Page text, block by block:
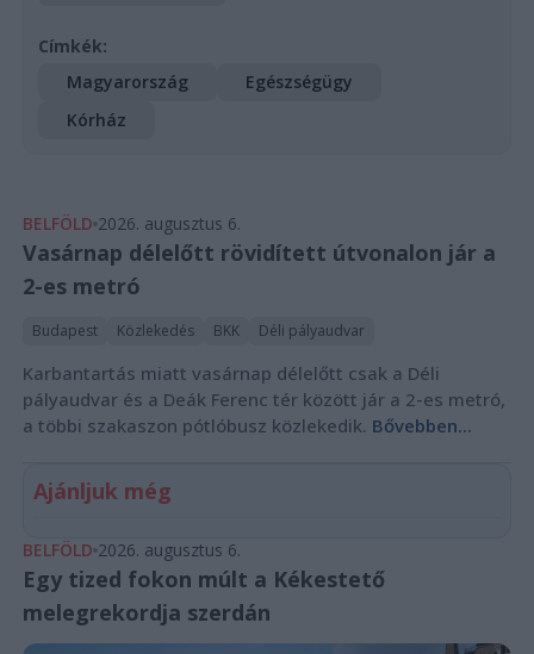
Címkék:
Magyarország
Egészségügy
Kórház
BELFÖLD 2026. augusztus 6.
Vasárnap délelőtt rövidített útvonalon jár a
2-es metró
Budapest Közlekedés BKK Déli pályaudvar
Karbantartás miatt vasárnap délelőtt csak a Déli
pályaudvar és a Deák Ferenc tér között jár a 2-es metró,
a többi szakaszon pótlóbusz közlekedik. Bővebben...
Ajánljuk még
BELFÖLD 2026. augusztus 6.
Egy tized fokon múlt a Kékestető
melegrekordja szerdán